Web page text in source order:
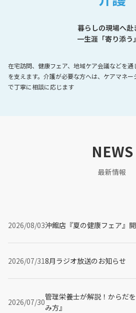
暮らしの現場へ赴
一生涯「寄り添う
在宅訪問、健康フェア、地域ケア会議などを
を支えます。介護が必要な方へは、ケアマネ
で丁寧に相談に応じます
NEWS
最新情報
2026/08/03沖館店『夏の健康フェア』
2026/07/318月ラジオ放送のお知らせ
2026/07/30
管理栄養士が解説！からだ
み方』